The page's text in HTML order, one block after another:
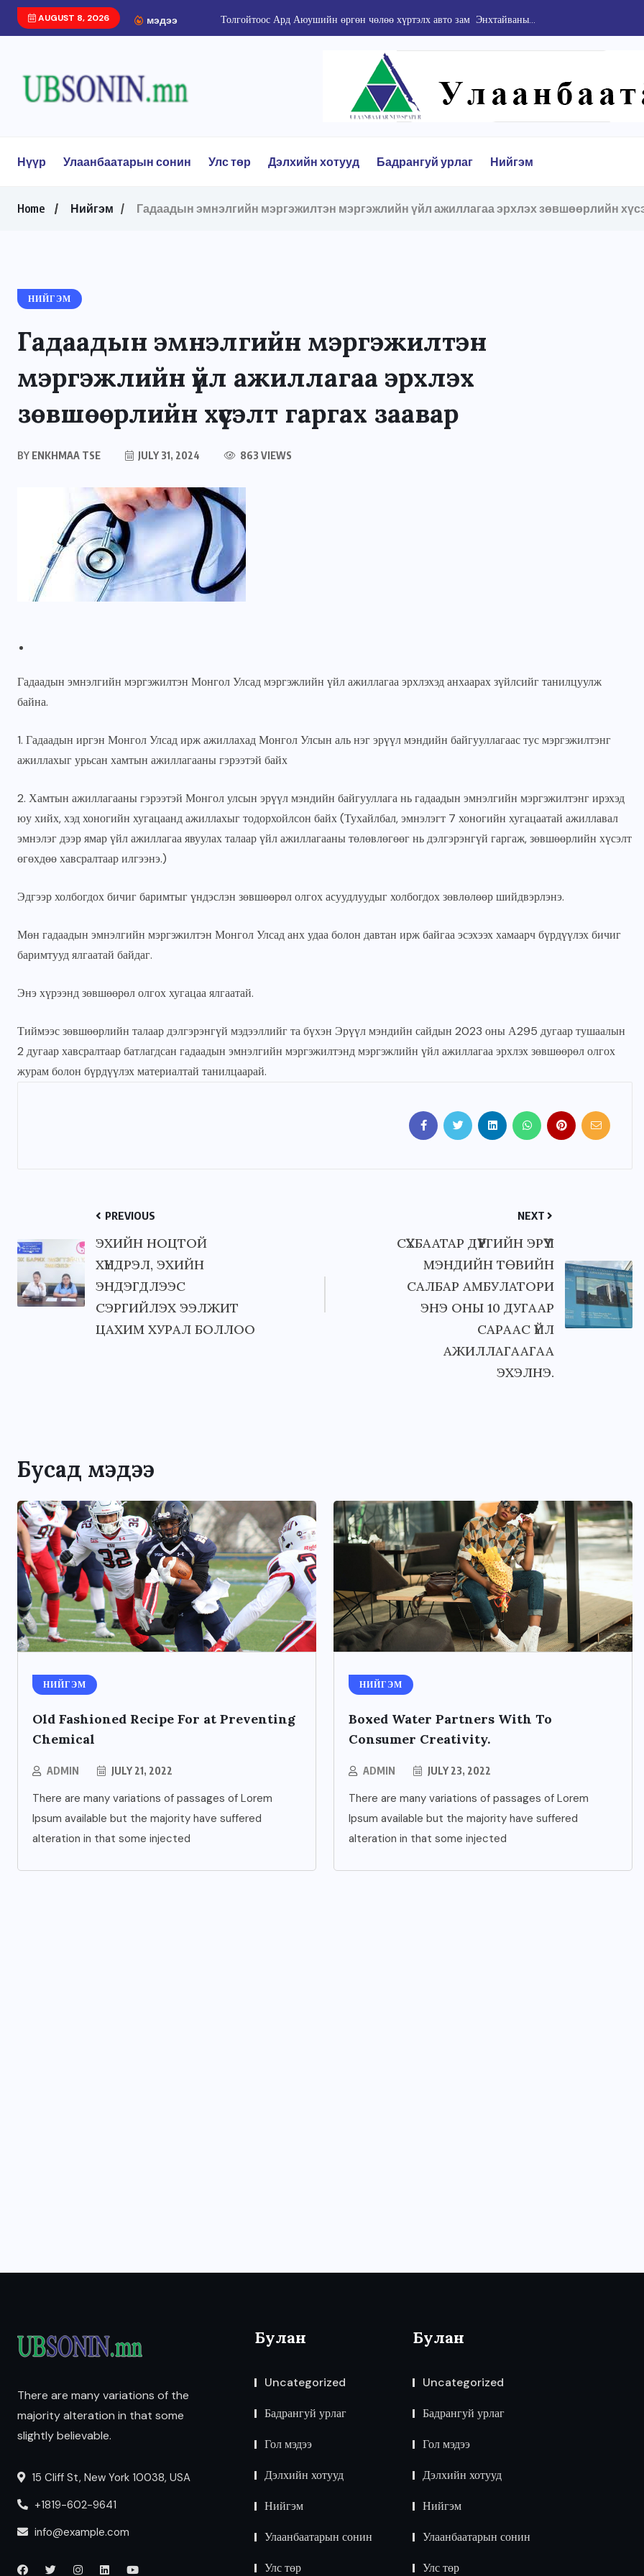
AUGUST 8, 2026 мэдээ Толгойтоос Ард Аюушийн өргөн чөлөө хүртэлх авто зам Энхтайваны...
Нүүр Улаанбаатарын сонин Улс төр Дэлхийн хотууд Бадрангуй урлаг Нийгэм
Home Нийгэм Гадаадын эмнэлгийн мэргэжилтэн мэргэжлийн үйл ажиллагаа эрхлэх зөвшөөрлийн
НИЙГЭМ
Гадаадын эмнэлгийн мэргэжилтэн
мэргэжлийн үйл ажиллагаа эрхлэх
зөвшөөрлийн хүсэлт гаргах заавар
BY ENKHMAA TSE JULY 31, 2024 863 VIEWS
Гадаадын эмнэлгийн мэргэжилтэн Монгол Улсад мэргэжлийн үйл ажиллагаа эрхлэхэд анхаарах зүйлсийг танилцуулж
байна.
1. Гадаадын иргэн Монгол Улсад ирж ажиллахад Монгол Улсын аль нэг эрүүл мэндийн байгууллагаас тус мэргэжилтэнг
ажиллахыг урьсан хамтын ажиллагааны гэрээтэй байх
2. Хамтын ажиллагааны гэрээтэй Монгол улсын эрүүл мэндийн байгууллага нь гадаадын эмнэлгийн мэргэжилтэнг ирэхэд
юу хийх, хэд хоногийн хугацаанд ажиллахыг тодорхойлсон байх (Тухайлбал, эмнэлэгт 7 хоногийн хугацаатай ажиллавал
эмнэлэг дээр ямар үйл ажиллагаа явуулах талаар үйл ажиллагааны төлөвлөгөөг нь дэлгэрэнгүй гаргаж, зөвшөөрлийн хүсэлт
өгөхдөө хавсралтаар илгээнэ.)
Эдгээр холбогдох бичиг баримтыг үндэслэн зөвшөөрөл олгох асуудлуудыг холбогдох зөвлөлөөр шийдвэрлэнэ.
Мөн гадаадын эмнэлгийн мэргэжилтэн Монгол Улсад анх удаа болон давтан ирж байгаа эсэхээх хамаарч бүрдүүлэх бичиг
баримтууд ялгаатай байдаг.
Энэ хүрээнд зөвшөөрөл олгох хугацаа ялгаатай.
Тиймээс зөвшөөрлийн талаар дэлгэрэнгүй мэдээллийг та бүхэн Эрүүл мэндийн сайдын 2023 оны А295 дугаар тушаалын
2 дугаар хавсралтаар батлагдсан гадаадын эмнэлгийн мэргэжилтэнд мэргэжлийн үйл ажиллагаа эрхлэх зөвшөөрөл олгох
журам болон бүрдүүлэх материалтай танилцаарай.
PREVIOUS
ЭХИЙН НОЦТОЙ
ХҮНДРЭЛ, ЭХИЙН
ЭНДЭГДЛЭЭС
СЭРГИЙЛЭХ ЭЭЛЖИТ
ЦАХИМ ХУРАЛ БОЛЛОО
NEXT
СҮХБААТАР ДҮҮРГИЙН ЭРҮҮЛ
МЭНДИЙН ТӨВИЙН
САЛБАР АМБУЛАТОРИ
ЭНЭ ОНЫ 10 ДУГААР
САРААС ҮЙЛ
АЖИЛЛАГААГАА
ЭХЭЛНЭ.
Бусад мэдээ
НИЙГЭМ
Old Fashioned Recipe For at Preventing
Chemical
ADMIN JULY 21, 2022
There are many variations of passages of Lorem
Ipsum available but the majority have suffered
alteration in that some injected
НИЙГЭМ
Boxed Water Partners With To
Consumer Creativity.
ADMIN JULY 23, 2022
There are many variations of passages of Lorem
Ipsum available but the majority have suffered
alteration in that some injected
ГОЛ МЭДЭЭ УЛААНБААТАРЫН СОНИН
6000 ам метр газрын
цэцэрлэгт хүрээлэн
JUNE 22, 2026
There are many variations of the
majority alteration in that some
slightly believable.
15 Cliff St, New York 10038, USA
+1819-602-9641
info@example.com
Булан
Uncategorized
Бадрангуй урлаг
Гол мэдээ
Дэлхийн хотууд
Нийгэм
Улаанбаатарын сонин
Улс төр
Булан
Uncategorized
Бадрангуй урлаг
Гол мэдээ
Дэлхийн хотууд
Нийгэм
Улаанбаатарын сонин
Улс төр